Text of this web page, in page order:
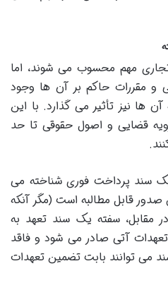
مهم محسوب می شوند، اما
و مقررات حاکم بر آن ها وجود
آن ها نیز تأثیر می گذارد. با این
قضایی و اصول حقوقی تا حد
سند پرداخت فوری شناخته می
قابل مطالبه است (مگر آنکه
مقابل، سفته یک سند تعهد به
آتی صادر می شود و فاقد
می توانند بابت تضمین تعهدات